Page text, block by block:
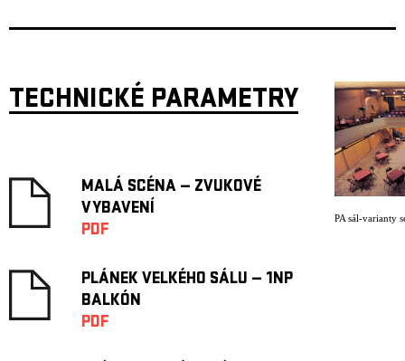
TECHNICKÉ PARAMETRY
MALÁ SCÉNA — ZVUKOVÉ
VYBAVENÍ
PDF
PLÁNEK VELKÉHO SÁLU — 1NP
BALKÓN
PDF
PA sál-varianty